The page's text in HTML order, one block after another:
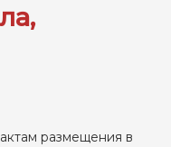
размещения в